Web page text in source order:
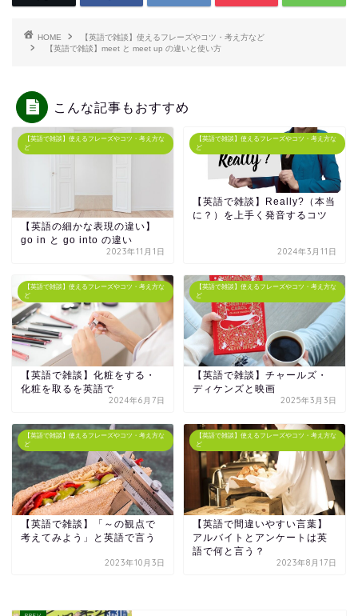
HOME
【英語で雑談】使えるフレーズやコツ・考え方など
【英語で雑談】meet と meet up の違いと使い方
こんな記事もおすすめ
【英語で雑談】使えるフレーズやコツ・考え方な
ど
【英語の細かな表現の違い】
go in と go into の違い
2023年11月1日
【英語で雑談】使えるフレーズやコツ・考え方な
ど
【英語で雑談】Really?（本当
に？）を上手く発音するコツ
2024年3月11日
【英語で雑談】使えるフレーズやコツ・考え方な
ど
【英語で雑談】化粧をする・
化粧を取るを英語で
2024年6月7日
【英語で雑談】使えるフレーズやコツ・考え方な
ど
【英語で雑談】チャールズ・
ディケンズと映画
2025年3月3日
【英語で雑談】使えるフレーズやコツ・考え方な
ど
【英語で雑談】「～の観点で
考えてみよう」と英語で言う
2023年10月3日
【英語で雑談】使えるフレーズやコツ・考え方な
ど
【英語で間違いやすい言葉】
アルバイトとアンケートは英
語で何と言う？
2023年8月17日